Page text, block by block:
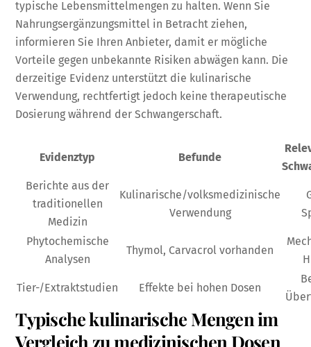
typische Lebensmittelmengen zu halten. Wenn Sie
Nahrungsergänzungsmittel in Betracht ziehen,
informieren Sie Ihren Anbieter, damit er mögliche
Vorteile gegen unbekannte Risiken abwägen kann. Die
derzeitige Evidenz unterstützt die kulinarische
Verwendung, rechtfertigt jedoch keine therapeutische
Dosierung während der Schwangerschaft.
Evidenztyp Befunde
Berichte aus der
traditionellen
Medizin
Kulinarische/volksmedizinische
Verwendung
Phytochemische
Analysen
Thymol, Carvacrol vorhanden
Tier-/Extraktstudien Effekte bei hohen Dosen
Typische kulinarische Mengen im
Vergleich zu medizinischen Dosen